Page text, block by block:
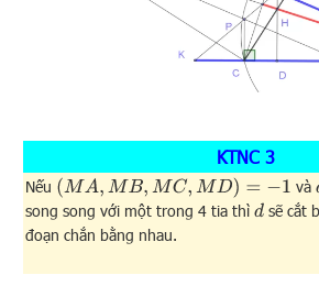
KTNC 3
Nếu ( MA,MB ,MC,M D)=−1 và
song song với một trong 4 tia thìd sẽ cắt
đoạn chắn bằng nhau.